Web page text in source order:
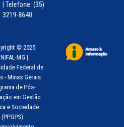
| Telefone: (35)
3219-8640
© 2025
MG |
Federal de
- Minas Gerais
de Pós-
em Gestão
e Sociedade
(PPGPS)